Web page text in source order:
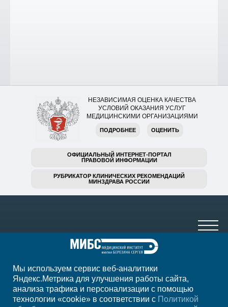
НЕЗАВИСИМАЯ ОЦЕНКА КАЧЕСТВА
УСЛОВИЙ ОКАЗАНИЯ УСЛУГ
МЕДИЦИНСКИМИ ОРГАНИЗАЦИЯМИ
ПОДРОБНЕЕ ОЦЕНИТЬ
ОФИЦИАЛЬНЫЙ ИНТЕРНЕТ-ПОРТАЛ
ПРАВОВОЙ ИНФОРМАЦИИ
РУБРИКАТОР КЛИНИЧЕСКИХ РЕКОМЕНДАЦИЙ
МИНЗДРАВА РОССИИ
+7 (3435) 331-332
ежедн. 7:00-22:00
Мы используем сервис веб-аналитики
Яндекс.Метрика для улучшения работы сайта,
анализа трафика и персонализации с помощью
технологии «cookie» в соответствии с Политикой